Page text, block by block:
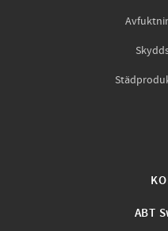
ABT